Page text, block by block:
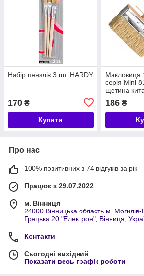
Набір пензлів 3 шт. HARDY
170 ₴
Купити
Макловиця
серія Mini
щетина
186₴
Про нас
100% позитивних з 74 відгуків за рік
Працює з 29.07.2022
м. Вінниця
24000 Вінницька область м. Могилів-
Грецька 20 "Електрон", Вінниця,
Контакти
Сьогодні вихідний
Показати весь графік роботи